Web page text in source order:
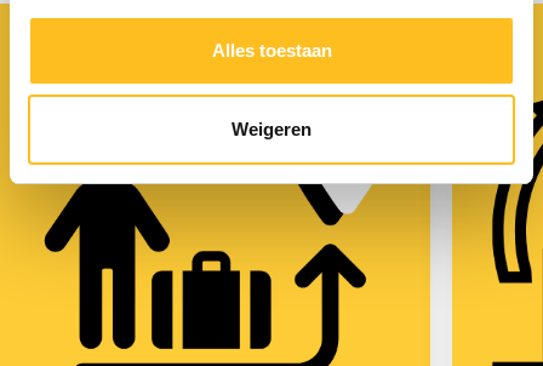
Alles toestaan
Weigeren
Actueel Actueel